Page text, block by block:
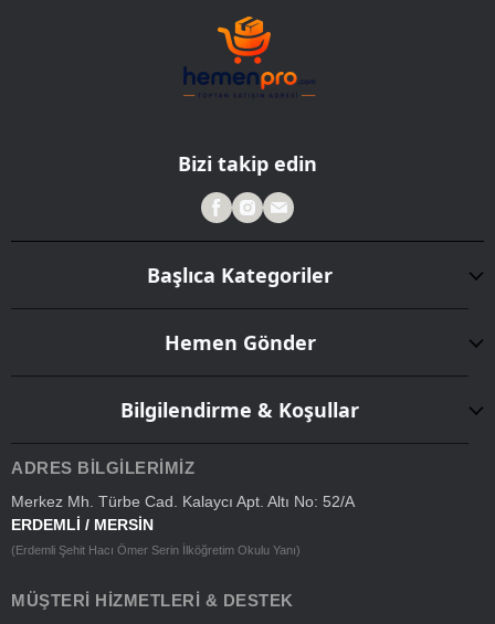
Bizi takip edin
Başlıca Kategoriler
Hemen Gönder
Bilgilendirme & Koşullar
ADRES BILGILERIMIZ
Merkez Mh. Türbe Cad. Kalaycı Apt. Altı No: 52/A
ERDEMLİ / MERSİN
(Erdemli Şehit Hacı Ömer Serin İlköğretim Okulu Yanı)
MÜŞTERI HIZMETLERI & DESTEK